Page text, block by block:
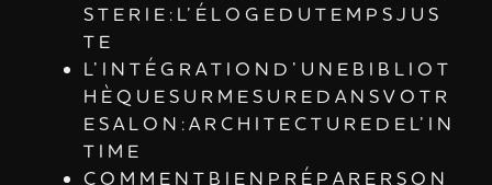
S T E R I E : L’ É L O G E D U T E M P S J U S
T E
L’ I N T É G R A T I O N D ’ U N E B I B L I O T
H È Q U E S U R M E S U R E D A N S V O T R
E S A L O N : A R C H I T E C T U R E D E L’ I N
T I M E
C O M M E N T B I E N P R É P A R E R S O N